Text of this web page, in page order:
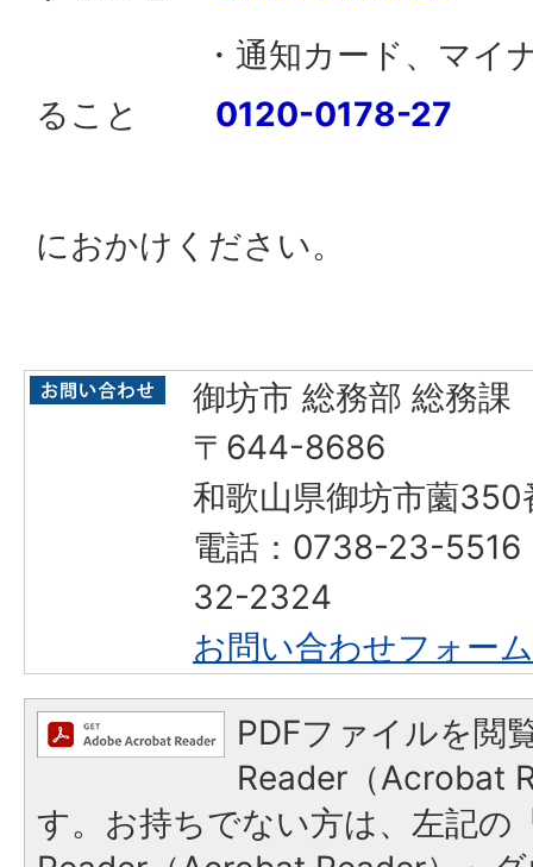
・通知カード、マイナン
ること 0120-0178-27
におかけください。
御坊市 総務部 総務課
〒644-8686
和歌山県御坊市薗350
電話：0738-23-
32-2324
お問い合わせフォーム
PDFファイルを閲
Reader（Acrobat
す。お持ちでない方は、左記の